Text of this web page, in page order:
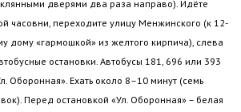
дверями два раза направо). Идёте
часовни, переходите улицу Менжинского (к 12-
дому «гармошкой» из желтого кирпича), слева
остановки. Автобусы 181, 696 или 393
Оборонная». Ехать около 8–10 минут (семь
Перед остановкой «Ул. Оборонная» – белая